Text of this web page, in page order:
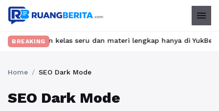
menu
BREAKING
kelas seru dan materi lengkap hanya di
Home / SEO Dark Mode
SEO Dark Mode